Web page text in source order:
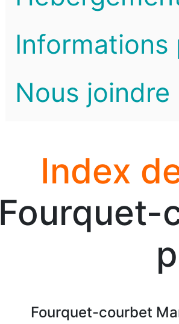
Informations
Nous joindre
Index
Fourquet-
Fourquet-courbet